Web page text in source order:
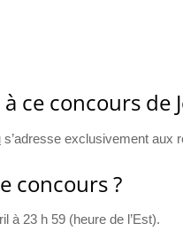
ce concours de
s’adresse exclusivement aux
concours ?
à 23 h 59 (heure de l’Est).